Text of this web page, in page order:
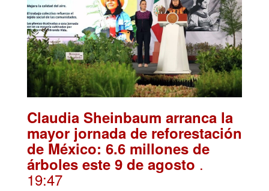
Claudia Sheinbaum arranca la
mayor jornada de reforestación
de México: 6.6 millones de
árboles este 9 de agosto .
19:47